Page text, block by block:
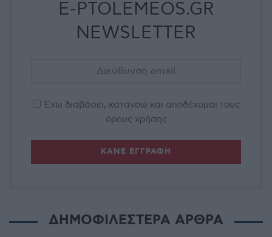
E-PTOLEMEOS.GR
NEWSLETTER
Έχω διαβάσει, κατανοώ και αποδέχομαι τους
όρους χρήσης
ΔΗΜΟΦΙΛΕΣΤΕΡΑ ΑΡΘΡΑ